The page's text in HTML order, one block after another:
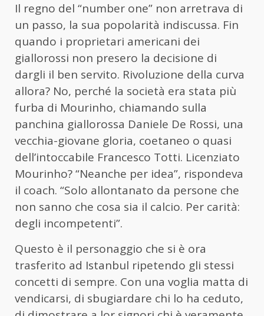
Il regno del “number one” non arretrava di
un passo, la sua popolarità indiscussa. Fin
quando i proprietari americani dei
giallorossi non presero la decisione di
dargli il ben servito. Rivoluzione della curva
allora? No, perché la società era stata più
furba di Mourinho, chiamando sulla
panchina giallorossa Daniele De Rossi, una
vecchia-giovane gloria, coetaneo o quasi
dell’intoccabile Francesco Totti. Licenziato
Mourinho? “Neanche per idea”, rispondeva
il coach. “Solo allontanato da persone che
non sanno che cosa sia il calcio. Per carità:
degli incompetenti”.
Questo è il personaggio che si è ora
trasferito ad Istanbul ripetendo gli stessi
concetti di sempre. Con una voglia matta di
vendicarsi, di sbugiardare chi lo ha ceduto,